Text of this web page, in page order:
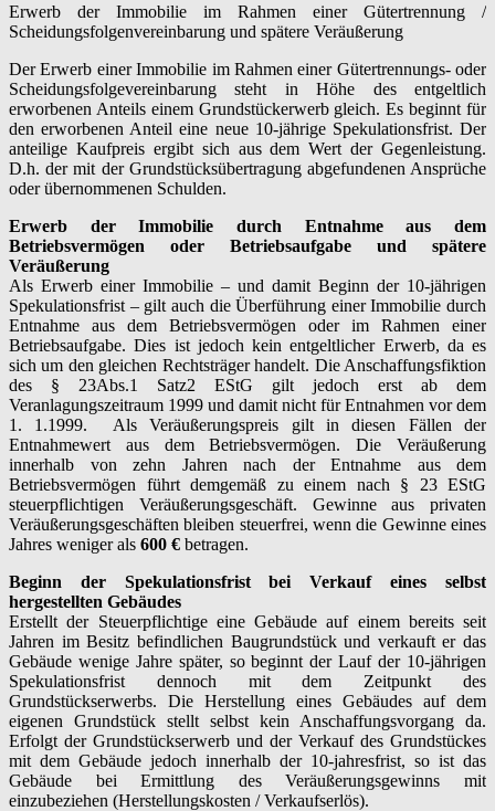
Erwerb der Immobilie im Rahmen einer Gütertrennung /
Scheidungsfolgenvereinbarung und spätere Veräußerung
Der Erwerb einer Immobilie im Rahmen einer Gütertrennungs- oder
Scheidungsfolgevereinbarung steht in Höhe des entgeltlich
erworbenen Anteils einem Grundstückerwerb gleich. Es beginnt für
den erworbenen Anteil eine neue 10-jährige Spekulationsfrist. Der
anteilige Kaufpreis ergibt sich aus dem Wert der Gegenleistung.
D.h. der mit der Grundstücksübertragung abgefundenen Ansprüche
oder übernommenen Schulden.
Erwerb der Immobilie durch Entnahme aus dem
Betriebsvermögen oder Betriebsaufgabe und spätere
Veräußerung
Als Erwerb einer Immobilie – und damit Beginn der 10-jährigen
Spekulationsfrist – gilt auch die Überführung einer Immobilie durch
Entnahme aus dem Betriebsvermögen oder im Rahmen einer
Betriebsaufgabe. Dies ist jedoch kein entgeltlicher Erwerb, da es
sich um den gleichen Rechtsträger handelt. Die Anschaffungsfiktion
des § 23Abs.1 Satz2 EStG gilt jedoch erst ab dem
Veranlagungszeitraum 1999 und damit nicht für Entnahmen vor dem
1. 1.1999. Als Veräußerungspreis gilt in diesen Fällen der
Entnahmewert aus dem Betriebsvermögen. Die Veräußerung
innerhalb von zehn Jahren nach der Entnahme aus dem
Betriebsvermögen führt demgemäß zu einem nach § 23 EStG
steuerpflichtigen Veräußerungsgeschäft. Gewinne aus privaten
Veräußerungsgeschäften bleiben steuerfrei, wenn die Gewinne eines
Jahres weniger als 600 € betragen.
Beginn der Spekulationsfrist bei Verkauf eines selbst
hergestellten Gebäudes
Erstellt der Steuerpflichtige eine Gebäude auf einem bereits seit
Jahren im Besitz befindlichen Baugrundstück und verkauft er das
Gebäude wenige Jahre später, so beginnt der Lauf der 10-jährigen
Spekulationsfrist dennoch mit dem Zeitpunkt des
Grundstückserwerbs. Die Herstellung eines Gebäudes auf dem
eigenen Grundstück stellt selbst kein Anschaffungsvorgang da.
Erfolgt der Grundstückserwerb und der Verkauf des Grundstückes
mit dem Gebäude jedoch innerhalb der 10-jahresfrist, so ist das
Gebäude bei Ermittlung des Veräußerungsgewinns mit
einzubeziehen (Herstellungskosten / Verkaufserlös).